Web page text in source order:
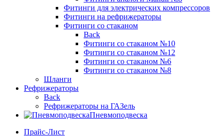
Фитинги для электрических компрессоров
Фитинги на рефрижераторы
Фитинги со стаканом
Back
Фитинги со стаканом №10
Фитинги со стаканом №12
Фитинги со стаканом №6
Фитинги со стаканом №8
Шланги
Рефрижераторы
Back
Рефрижераторы на ГАЗель
Пневмоподвеска
Прайс-Лист